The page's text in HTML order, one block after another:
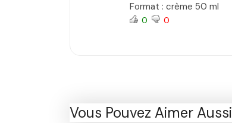
Format : crème 50 ml
0 0
Vous Pouvez Aimer Aussi